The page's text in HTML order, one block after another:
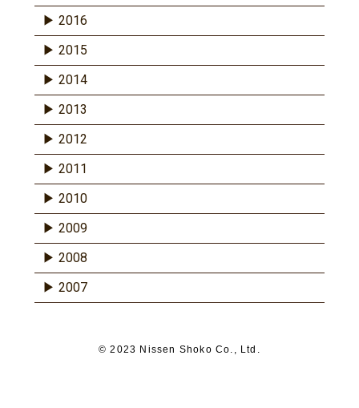
2016
2015
2014
2013
2012
2011
2010
2009
2008
2007
© 2023 Nissen Shoko Co., Ltd.